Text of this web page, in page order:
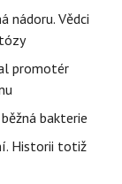
nádoru. Vědci
promotér
bakterie
Historii totiž